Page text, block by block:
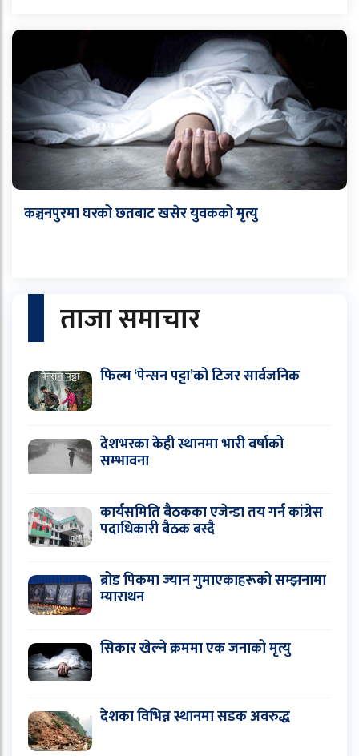
कञ्चनपुरमा घरको छतबाट खसेर युवकको मृत्यु
ताजा समाचार
फिल्म ‘पेन्सन पट्टा’को टिजर सार्वजनिक
देशभरका केही स्थानमा भारी वर्षाको
सम्भावना
कार्यसमिति बैठकका एजेन्डा तय गर्न कांग्रेस
पदाधिकारी बैठक बस्दै
ब्रोड पिकमा ज्यान गुमाएकाहरूको सम्झनामा
म्याराथन
सिकार खेल्ने क्रममा एक जनाको मृत्यु
देशका विभिन्न स्थानमा सडक अवरुद्ध